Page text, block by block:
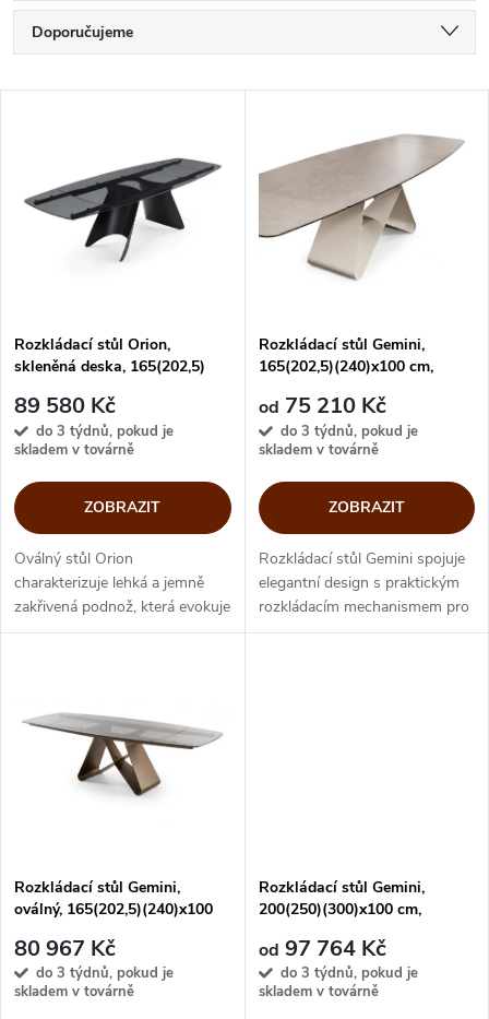
Ř
a
e
p
r
o
d
u
k
ů
Doporučujeme
Nejprodávanější
Abecedně
p
s
p
r
o
d
u
t
Rozkládací stůl Orion,
skleněná deska, 165(202,5)
165
89 580 Kč
do 3 týdnů, pokud je
skladem v továrně
ZOBRAZIT
Oválný stůl Orion
charakterizuje lehká a jemně
zakřivená podnož, která evokuje
představu baletky na špičkách.
Rozkládací stůl Gemini,
165(202,5)(240)x100 cm,
od 75 210 Kč
do 3 týdnů, pokud je
skladem v továrně
ZOBRAZIT
Rozkládací stůl Gemini spojuje
elegantní design s praktickým
rozkládacím mechanismem pro
každodenní stolování i větší
Rozkládací stůl Gemini,
oválný, 165(202,5)(240)x100
80 967 Kč
do 3 týdnů, pokud je
skladem v továrně
Rozkládací stůl Gemini,
200(250)(300)x100 cm,
od 97 764 Kč
do 3 týdnů, pokud je
skladem v továrně